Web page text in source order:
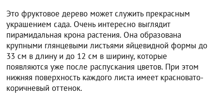
Это фруктовое дерево может служить прекрасным
украшением сада. Очень интересно выглядит
пирамидальная крона растения. Она образована
крупными глянцевыми листьями яйцевидной формы до
33 см в длину и до 12 см в ширину, которые
появляются уже после распускания цветов. При этом
нижняя поверхность каждого листа имеет красновато-
коричневый оттенок.